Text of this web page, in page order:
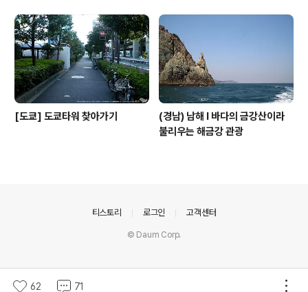
[도쿄] 도쿄타워 찾아가기
(경남) 남해 l 바다의 금강산이라
불리우는 해금강 관광
62 71
티스토리 로그인 고객센터
© Daum Corp.